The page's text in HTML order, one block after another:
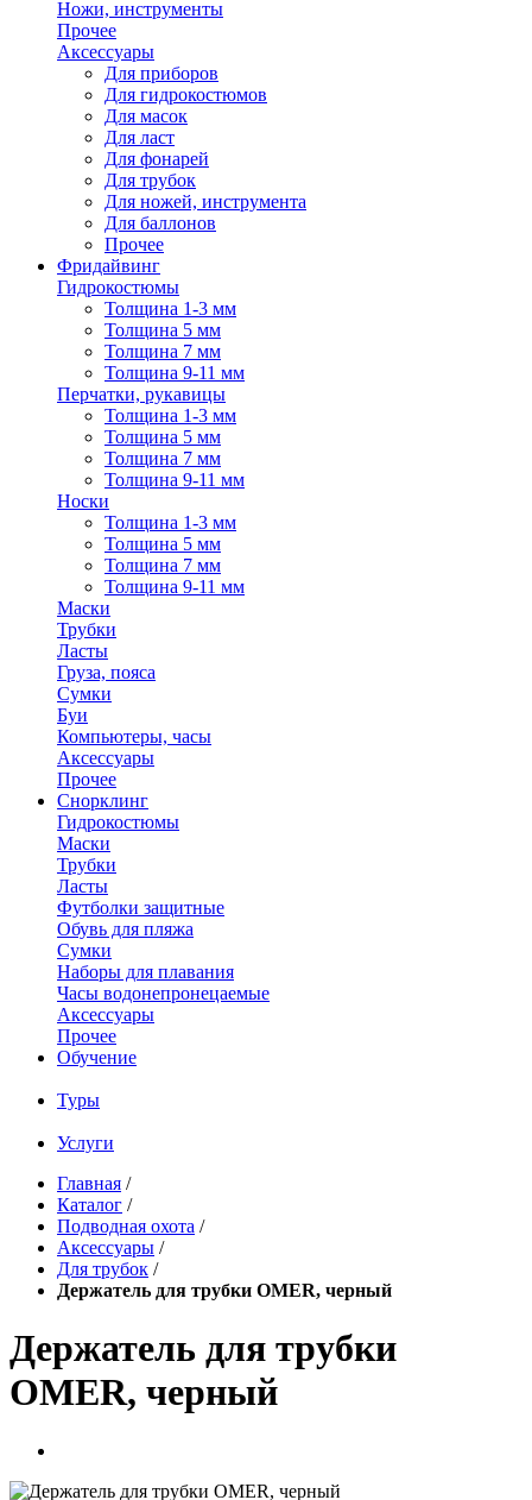
Ножи, инструменты
Прочее
Аксессуары
Для приборов
Для гидрокостюмов
Для масок
Для ласт
Для фонарей
Для трубок
Для ножей, инструмента
Для баллонов
Прочее
Фридайвинг
Гидрокостюмы
Толщина 1-3 мм
Толщина 5 мм
Толщина 7 мм
Толщина 9-11 мм
Перчатки, рукавицы
Толщина 1-3 мм
Толщина 5 мм
Толщина 7 мм
Толщина 9-11 мм
Носки
Толщина 1-3 мм
Толщина 5 мм
Толщина 7 мм
Толщина 9-11 мм
Маски
Трубки
Ласты
Груза, пояса
Сумки
Буи
Компьютеры, часы
Аксессуары
Прочее
Снорклинг
Гидрокостюмы
Маски
Трубки
Ласты
Футболки защитные
Обувь для пляжа
Сумки
Наборы для плавания
Часы водонепронецаемые
Аксессуары
Прочее
Обучение
Туры
Услуги
Главная /
Каталог /
Подводная охота /
Аксессуары /
Для трубок /
Держатель для трубки OMER, черный
Держатель для трубки
OMER, черный